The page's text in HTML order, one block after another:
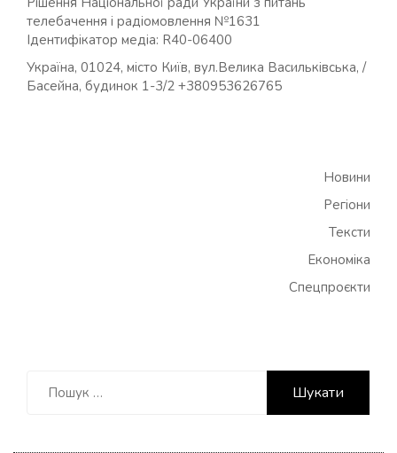
телебачення і радіомовлення №1631
Ідентифікатор медіа: R40-06400
Україна, 01024, місто Київ, вул.Велика Васильківська, /
Басейна, будинок 1-3/2 +380953626765
Новини
Регіони
Тексти
Економіка
Спецпроєкти